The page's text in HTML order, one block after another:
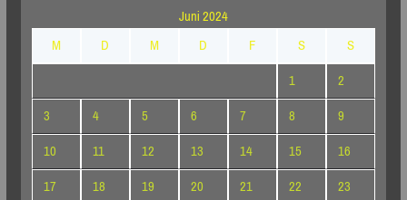
Juni 2024
M
D M D F S
S
1
2
3
4 5 6 7 8
9
10
11 12 13 14 15
16
17
18 19 20 21 22
23